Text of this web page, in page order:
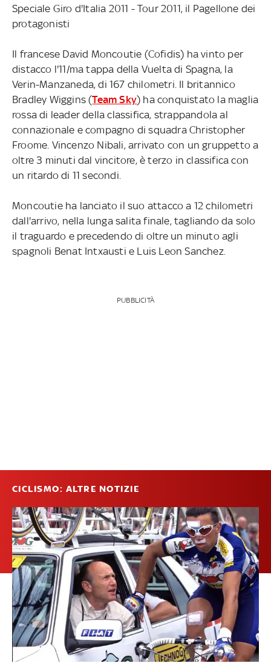
Speciale Giro d'Italia 2011 - Tour 2011, il Pagellone dei
protagonisti
Il francese David Moncoutie (Cofidis) ha vinto per
distacco l'11/ma tappa della Vuelta di Spagna, la
Verin-Manzaneda, di 167 chilometri. Il britannico
Bradley Wiggins (Team Sky) ha conquistato la maglia
rossa di leader della classifica, strappandola al
connazionale e compagno di squadra Christopher
Froome. Vincenzo Nibali, arrivato con un gruppetto a
oltre 3 minuti dal vincitore, è terzo in classifica con
un ritardo di 11 secondi.
Moncoutie ha lanciato il suo attacco a 12 chilometri
dall'arrivo, nella lunga salita finale, tagliando da solo
il traguardo e precedendo di oltre un minuto agli
spagnoli Benat Intxausti e Luis Leon Sanchez.
PUBBLICITÀ
CICLISMO: ALTRE NOTIZIE